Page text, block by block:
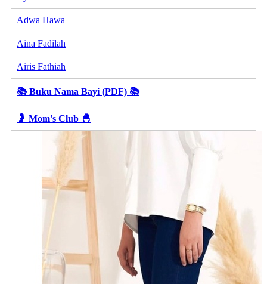
Adwa Hawa
Aina Fadilah
Airis Fathiah
📚 Buku Nama Bayi (PDF) 📚
🤰 Mom's Club 🐣